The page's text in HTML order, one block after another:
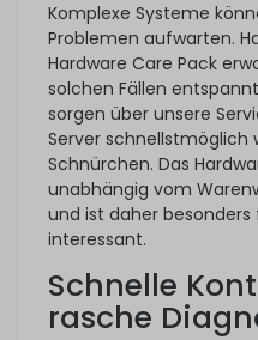
Komplexe Systeme
Problemen aufwarten.
Hardware Care Pack
solchen Fällen
sorgen über unsere
Server schnellstmöglich
Schnürchen. Das
unabhängig vom
und ist daher
interessant.
Schnelle
rasche